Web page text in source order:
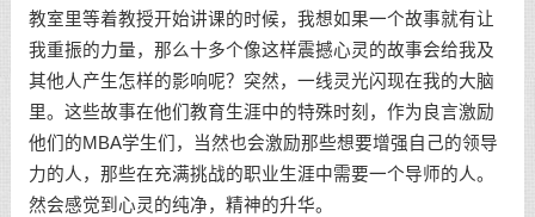
教室里等着教授开始讲课的时候，我想如果一个故事就有让
我重振的力量，那么十多个像这样震撼心灵的故事会给我及
其他人产生怎样的影响呢？突然，一线灵光闪现在我的大脑
里。这些故事在他们教育生涯中的特殊时刻，作为良言激励
他们的MBA学生们，当然也会激励那些想要增强自己的领导
力的人，那些在充满挑战的职业生涯中需要一个导师的人。
然会感觉到心灵的纯净，精神的升华。